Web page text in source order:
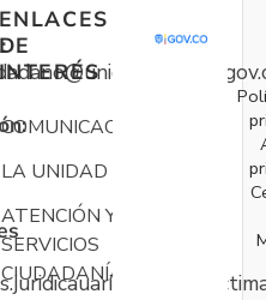
COMUNICACIONES
LA UNIDAD
ATENCIÓN Y
SERVICIOS
CIUDADANÍA